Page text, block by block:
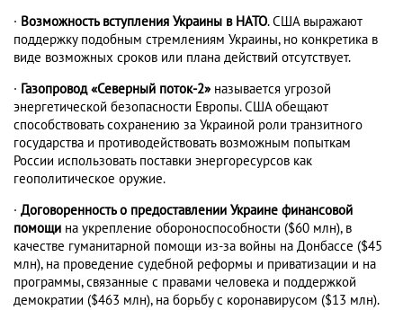
· Возможность вступления Украины в НАТО. США выражают
поддержку подобным стремлениям Украины, но конкретика в
виде возможных сроков или плана действий отсутствует.
· Газопровод «Северный поток-2»называется угрозой
энергетической безопасности Европы. США обещают
способствовать сохранению за Украиной роли транзитного
государства и противодействовать возможным попыткам
России использовать поставки энергоресурсов как
геополитическое оружие.
· Договоренность о предоставлении Украине финансовой
помощи на укрепление обороноспособности ($60 млн), в
качестве гуманитарной помощи из-за войны на Донбассе ($45
млн), на проведение судебной реформы и приватизации и на
программы, связанные с правами человека и поддержкой
демократии ($463 млн), на борьбу с коронавирусом ($13 млн).